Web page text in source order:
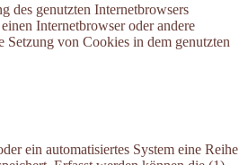
des genutzten Internetbrowsers
Internetbrowser oder andere
von Cookies in dem genutzten
ein automatisiertes System eine Reihe